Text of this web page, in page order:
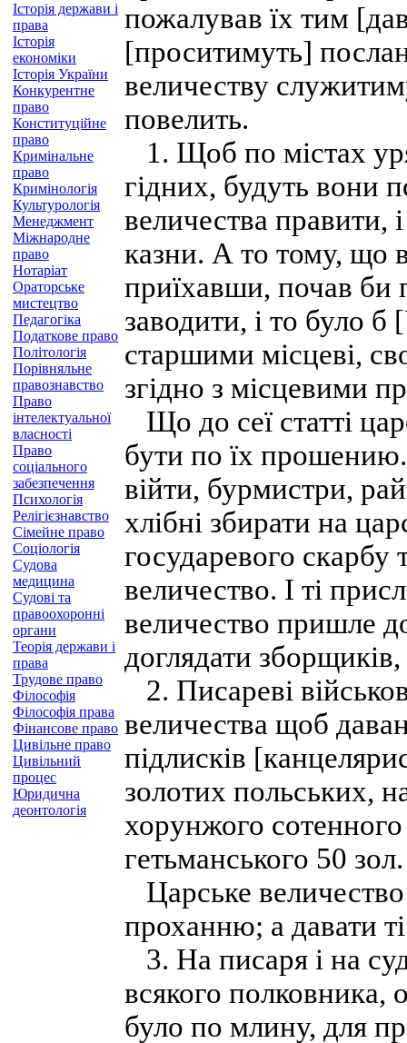
Історія держави і
права
Історія
економіки
Історія України
Конкурентне
право
Конституційне
право
Кримінальне
право
Кримінологія
Культурологія
Менеджмент
Міжнародне
право
Нотаріат
Ораторське
мистецтво
Педагогіка
Податкове право
Політологія
Порівняльне
правознавство
Право
інтелектуальної
власності
Право
соціального
забезпечення
Психологія
Релігієзнавство
Сімейне право
Соціологія
Судова
медицина
Судові та
правоохоронні
органи
Теорія держави і
права
Трудове право
Філософія
Філософія права
Фінансове право
Цивільне право
Цивільний
процес
Юридична
деонтологія
пожалував їх тим
[проситимуть]
величеству
повелить.
1. Щоб по містах
гідних, будуть вони
величества правити,
казни. А то тому, що
приїхавши, почав би
заводити, і то було
старшими місцеві,
згідно з місцевими
Що до сеї статті
бути по їх
війти, бурмистри,
хлібні збирати на
государевого
величество. І ті
величество пришле
доглядати
2. Писареві
величества щоб
підлисків
золотих польських,
хорунжого
гетьманського 50 зол.
Царське
проханню; а давати
3. На писаря і на
всякого полковника,
було по млину, для